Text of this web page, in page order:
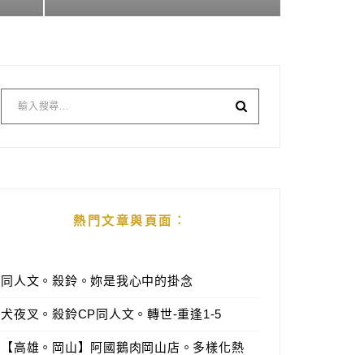
熱門文章與頁面︰
同人文。殺鈴。妳是我心中的掛念
犬夜叉。殺鈴CP同人文。轉世-重逢1-5
【高雄。岡山】阿國鵝肉岡山店。多樣化熱